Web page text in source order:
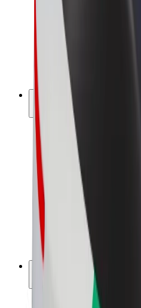
Bolt Drive
Bolt for Business
Vélos électriques
Bolt Plus
Générez des revenus avec Bolt
Chauffeur
Revenus du chauffeur
Livreur
Revenus du livreur
Commerçants Bolt Food
Entreprise
Rejoignez-nous